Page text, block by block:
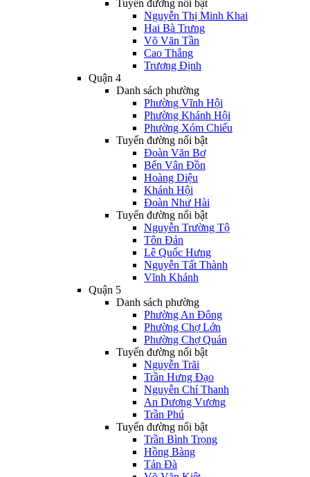
Tuyến đường nổi bật
Nguyễn Thị Minh Khai
Hai Bà Trưng
Võ Văn Tần
Cao Thắng
Trương Định
Quận 4
Danh sách phường
Phường Vĩnh Hội
Phường Khánh Hội
Phường Xóm Chiếu
Tuyến đường nổi bật
Đoàn Văn Bơ
Bến Vân Đồn
Hoàng Diệu
Khánh Hội
Đoàn Như Hài
Tuyến đường nổi bật
Nguyễn Trường Tộ
Tôn Đản
Lê Quốc Hưng
Nguyễn Tất Thành
Vĩnh Khánh
Quận 5
Danh sách phường
Phường An Đông
Phường Chợ Lớn
Phường Chợ Quán
Tuyến đường nổi bật
Nguyễn Trãi
Trần Hưng Đạo
Nguyễn Chí Thanh
An Dương Vương
Trần Phú
Tuyến đường nổi bật
Trần Bình Trọng
Hồng Bàng
Tản Đà